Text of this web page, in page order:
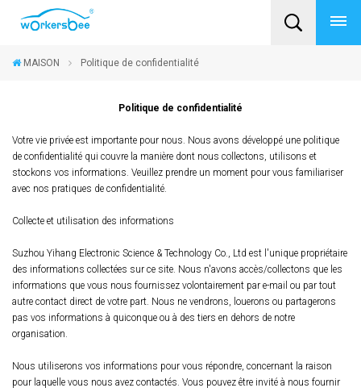
MAISON Politique de confidentialité
Politique de confidentialité
Votre vie privée est importante pour nous. Nous avons développé une politique
de confidentialité qui couvre la manière dont nous collectons, utilisons et
stockons vos informations. Veuillez prendre un moment pour vous familiariser
avec nos pratiques de confidentialité.
Collecte et utilisation des informations
Suzhou Yihang Electronic Science & Technology Co., Ltd est l'unique propriétaire
des informations collectées sur ce site. Nous n'avons accès/collectons que les
informations que vous nous fournissez volontairement par e-mail ou par tout
autre contact direct de votre part. Nous ne vendrons, louerons ou partagerons
pas vos informations à quiconque ou à des tiers en dehors de notre
organisation.
Nous utiliserons vos informations pour vous répondre, concernant la raison
pour laquelle vous nous avez contactés. Vous pouvez être invité à nous fournir